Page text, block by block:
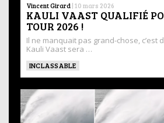
Vincent Girard | 10 mars 2026
KAULI VAAST QUALIFIÉ
TOUR 2026 !
Il ne manquait pas grand-chose, c’est
Kauli Vaast sera …
INCLASSABLE